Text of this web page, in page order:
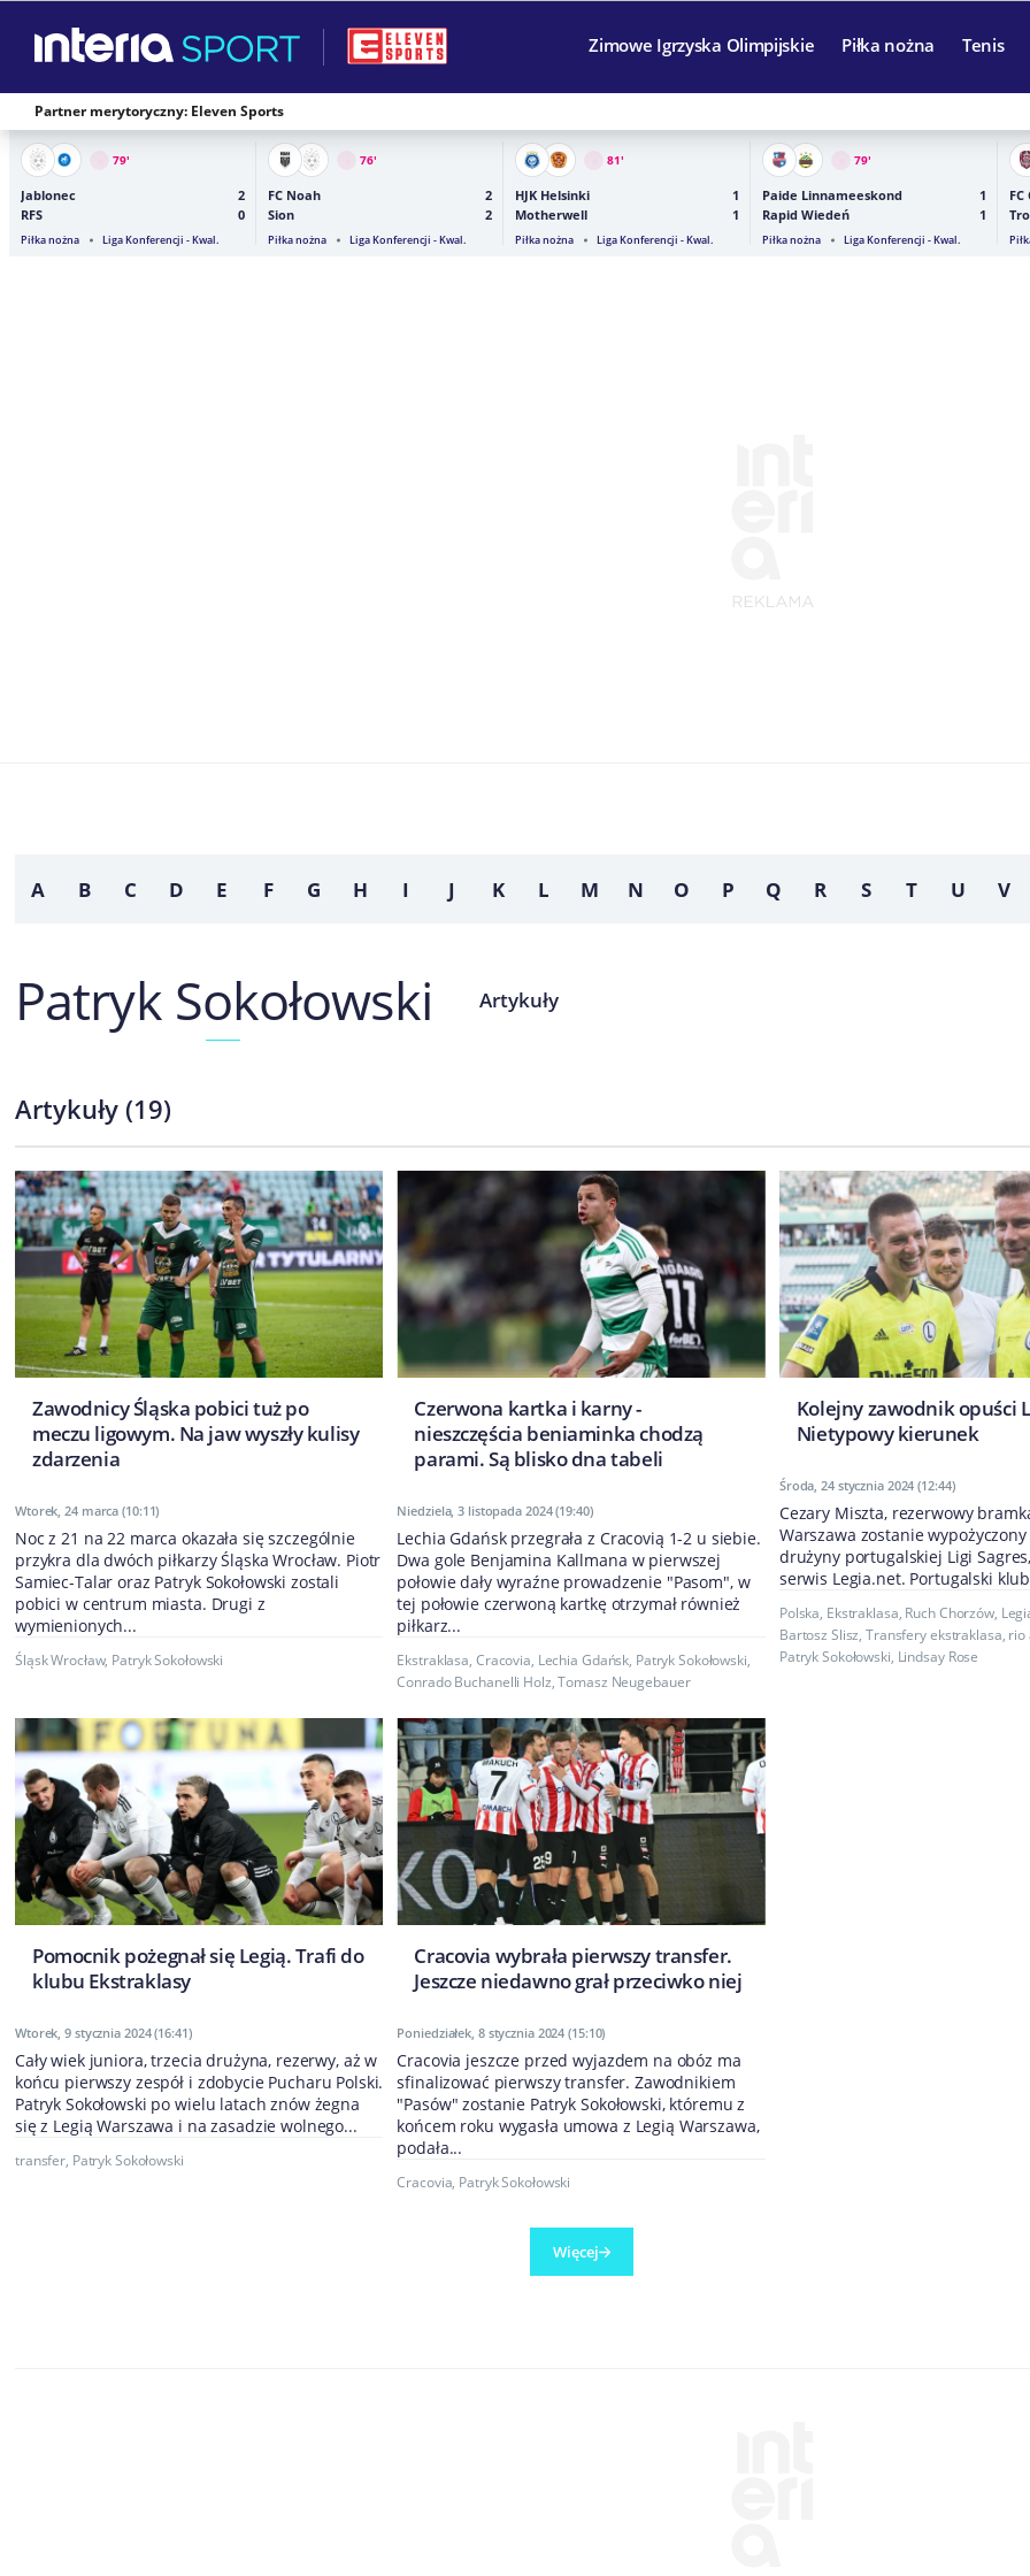
Zimowe Igrzyska Olimpijskie Piłka nożna Tenis
Partner merytoryczny: Eleven Sports
79'
Jablonec
2
RFS
0
Piłka nożna Liga Konferencji - Kwal.
76'
FC Noah
2
Sion
2
Piłka nożna Liga Konferencji - Kwal.
81'
HJK Helsinki
1
Motherwell
1
Piłka nożna Liga Konferencji - Kwal.
79'
Paide Linnameeskond
1
Rapid Wiedeń
1
Piłka nożna Liga Konferencji - Kwal.
FC
A B C D E F G H I J K L M N O P Q R S T U V
Patryk Sokołowski Artykuły
Artykuły (19)
Zawodnicy Śląska pobici tuż po
meczu ligowym. Na jaw wyszły kulisy
zdarzenia
Wtorek, 24 marca (10:11)
Noc z 21 na 22 marca okazała się szczególnie
przykra dla dwóch piłkarzy Śląska Wrocław. Piotr
Samiec-Talar oraz Patryk Sokołowski zostali
pobici w centrum miasta. Drugi z
wymienionych...
Śląsk Wrocław, Patryk Sokołowski
Czerwona kartka i karny -
nieszczęścia beniaminka chodzą
parami. Są blisko dna tabeli
Niedziela, 3 listopada 2024 (19:40)
Lechia Gdańsk przegrała z Cracovią 1-2 u siebie.
Dwa gole Benjamina Kallmana w pierwszej
połowie dały wyraźne prowadzenie "Pasom", w
tej połowie czerwoną kartkę otrzymał również
piłkarz...
Ekstraklasa, Cracovia, Lechia Gdańsk, Patryk Sokołowski,
Conrado Buchanelli Holz,Tomasz Neugebauer
Kolejny zawodnik opuści
Nietypowy kierunek
Środa, 24 stycznia 2024 (12:44)
Cezary Miszta, rezerwowy
Warszawa zostanie
drużyny portugalskiej Ligi
serwis Legia.net. Portugalski
Polska, Ekstraklasa, Ruch Chorzów,
Bartosz Slisz,Transfery ekstraklasa, rio
Patryk Sokołowski, Lindsay Rose
Pomocnik pożegnał się Legią. Trafi do
klubu Ekstraklasy
Wtorek, 9 stycznia 2024 (16:41)
Cały wiek juniora, trzecia drużyna, rezerwy, aż w
końcu pierwszy zespół i zdobycie Pucharu Polski.
Patryk Sokołowski po wielu latach znów żegna
się z Legią Warszawa i na zasadzie wolnego...
transfer, Patryk Sokołowski
Cracovia wybrała pierwszy transfer.
Jeszcze niedawno grał przeciwko niej
Poniedziałek, 8 stycznia 2024 (15:10)
Cracovia jeszcze przed wyjazdem na obóz ma
sfinalizować pierwszy transfer. Zawodnikiem
"Pasów" zostanie Patryk Sokołowski, któremu z
końcem roku wygasła umowa z Legią Warszawa,
podała...
Cracovia, Patryk Sokołowski
Więcej